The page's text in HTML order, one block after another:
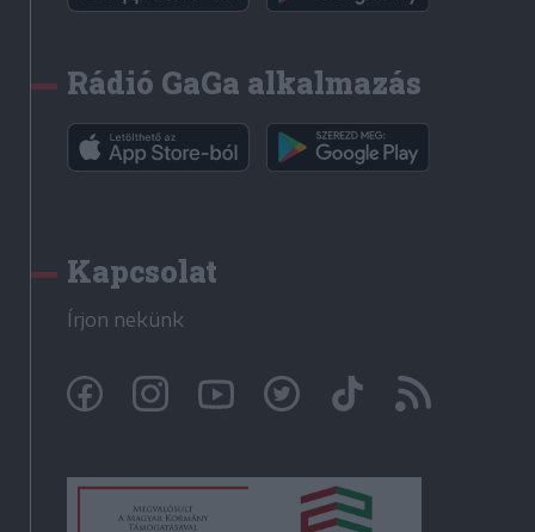
Rádió GaGa alkalmazás
Kapcsolat
Írjon nekünk